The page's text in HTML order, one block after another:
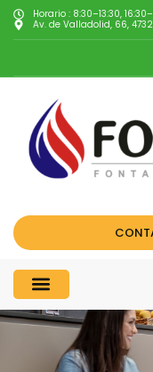
Horario : 8:30–13:30,
Av. de Valladolid, 66,